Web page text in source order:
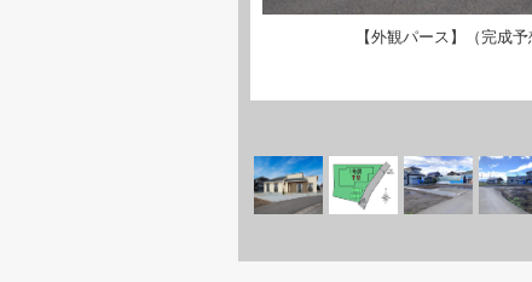
【外観パース】（完成